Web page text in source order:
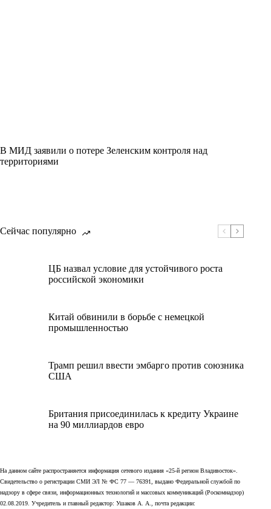
В МИД заявили о потере Зеленским контроля над
территориями
Сейчас популярно
ЦБ назвал условие для устойчивого роста
российской экономики
Китай обвинили в борьбе с немецкой
промышленностью
Трамп решил ввести эмбарго против союзника
США
Британия присоединилась к кредиту Украине
на 90 миллиардов евро
На данном сайте распространяется информация сетевого издания «25-й регион Владивосток».
Свидетельство о регистрации СМИ ЭЛ № ФС 77 — 76391, выдано Федеральной службой по
надзору в сфере связи, информационных технологий и массовых коммуникаций (Роскомнадзор)
02.08.2019. Учредитель и главный редактор: Ушаков А. А., почта редакции: